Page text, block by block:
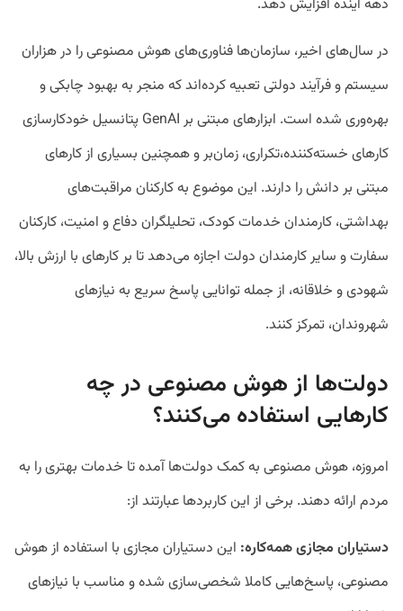
دهه آینده افزایش دهد.
در سال‌های اخیر، سازمان‌ها فناوری‌های هوش مصنوعی را در هزاران
سیستم و فرآیند دولتی تعبیه کرده‌اند که منجر به بهبود چابکی و
بهره‌وری شده است. ابزارهای مبتنی بر GenAI پتانسیل خودکارسازی
کارهای خسته‌کننده،‌تکراری، زمان‌بر و همچنین بسیاری از کارهای
مبتنی بر دانش را دارند. این موضوع به کارکنان مراقبت‌های
بهداشتی، کارمندان خدمات کودک، تحلیلگران دفاع و امنیت، کارکنان
سفارت و سایر کارمندان دولت اجازه می‌دهد تا بر کارهای با ارزش بالا،
شهودی و خلاقانه، از جمله توانایی پاسخ سریع به نیازهای
شهروندان، تمرکز کنند.
دولت‌ها از هوش مصنوعی در چه
کارهایی استفاده می‌کنند؟
امروزه، هوش مصنوعی به کمک دولت‌ها آمده تا خدمات بهتری را به
مردم ارائه دهند. برخی از این کاربردها عبارتند از:
دستیاران مجازی همه‌کاره: این دستیاران مجازی با استفاده از هوش
مصنوعی، پاسخ‌هایی کاملا شخصی‌سازی شده و مناسب با نیازهای